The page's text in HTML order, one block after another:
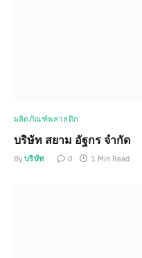
ผลิตภัณฑ์พลาสติก
บริษัท สยาม อัฐกร จำกัด
By บริษัท 0 1 Min Read